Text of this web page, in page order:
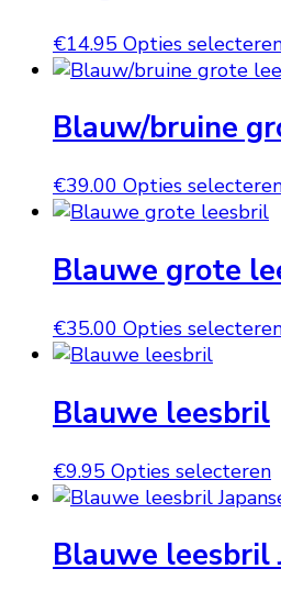
€14.95 Opties
Blauw/bruine
€39.00 Opties
Blauwe grote
€35.00 Opties
Blauwe leesbril
€9.95 Opties selecteren
Blauwe leesbril